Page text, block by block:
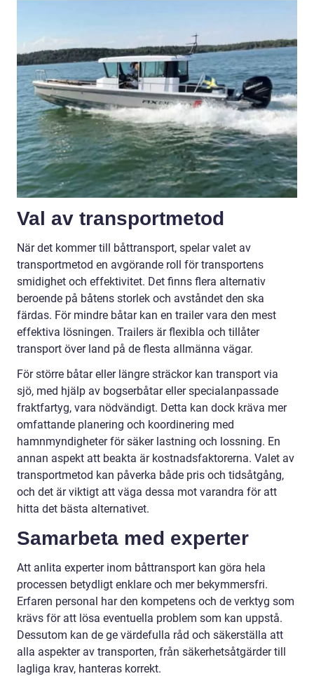
Val av transportmetod
När det kommer till båttransport, spelar valet av
transportmetod en avgörande roll för transportens
smidighet och effektivitet. Det finns flera alternativ
beroende på båtens storlek och avståndet den ska
färdas. För mindre båtar kan en trailer vara den mest
effektiva lösningen. Trailers är flexibla och tillåter
transport över land på de flesta allmänna vägar.
För större båtar eller längre sträckor kan transport via
sjö, med hjälp av bogserbåtar eller specialanpassade
fraktfartyg, vara nödvändigt. Detta kan dock kräva mer
omfattande planering och koordinering med
hamnmyndigheter för säker lastning och lossning. En
annan aspekt att beakta är kostnadsfaktorerna. Valet av
transportmetod kan påverka både pris och tidsåtgång,
och det är viktigt att väga dessa mot varandra för att
hitta det bästa alternativet.
Samarbeta med experter
Att anlita experter inom båttransport kan göra hela
processen betydligt enklare och mer bekymmersfri.
Erfaren personal har den kompetens och de verktyg som
krävs för att lösa eventuella problem som kan uppstå.
Dessutom kan de ge värdefulla råd och säkerställa att
alla aspekter av transporten, från säkerhetsåtgärder till
lagliga krav, hanteras korrekt.